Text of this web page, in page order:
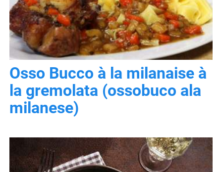
Osso Bucco à la milanaise à
la gremolata (ossobuco ala
milanese)